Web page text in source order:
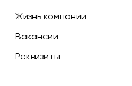
Жизнь компании
Вакансии
Реквизиты